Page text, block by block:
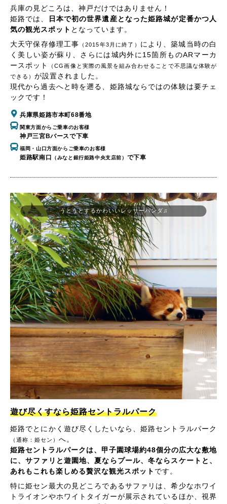
兵庫の見どころは、神戸だけではありません！
姫路では、
日本で初の世界遺産となった姫路城が定番かつ人
気の観光スポット となっています。
大天守保存修理工事
（2015年3月に終了）
により、築城当時の白
く美しい姿が蘇り、さらには城内外に15箇所ものARマーカ
ースポット
（CG画像と実際の風景を組み合わせることで不思議な体験が
できる） が設置されました。
現代から過去へと時を遡る、姫路城ならではの体験は要チェ
ックです！
兵庫県姫路市本町68番地
関東方面からご乗車のお客様
神戸三宮Bバースで下車
福岡・山口方面からご乗車のお客様
姫路駅南口 （みなと銀行姫路中央支店前） で下車
遊び尽くすなら姫路セントラルパーク
姫路でとにかく遊び尽くしたいなら、姫路セントラルパーク
（通称：姫セン） へ。
姫路セントラルパークは、甲子園球場約48個分の広大な敷地
に、サファリと遊園地、夏ならプール、冬ならスケートと、
あれもこれも楽しめる贅沢な観光スポット です。
特に姫セン最大の見どころであるサファリは、希少なホワイ
トライオンやホワイトタイガーが展示されているほか、視界
うとうとするかわいいレッサーパンダ♫